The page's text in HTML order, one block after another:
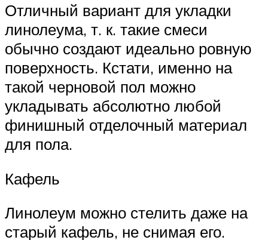
Отличный вариант для укладки
линолеума, т. к. такие смеси
обычно создают идеально ровную
поверхность. Кстати, именно на
такой черновой пол можно
укладывать абсолютно любой
финишный отделочный материал
для пола.
Кафель
Линолеум можно стелить даже на
старый кафель, не снимая его.